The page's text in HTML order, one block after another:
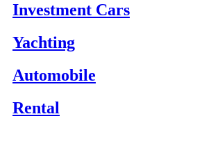
Investment Cars
Yachting
Automobile
Rental